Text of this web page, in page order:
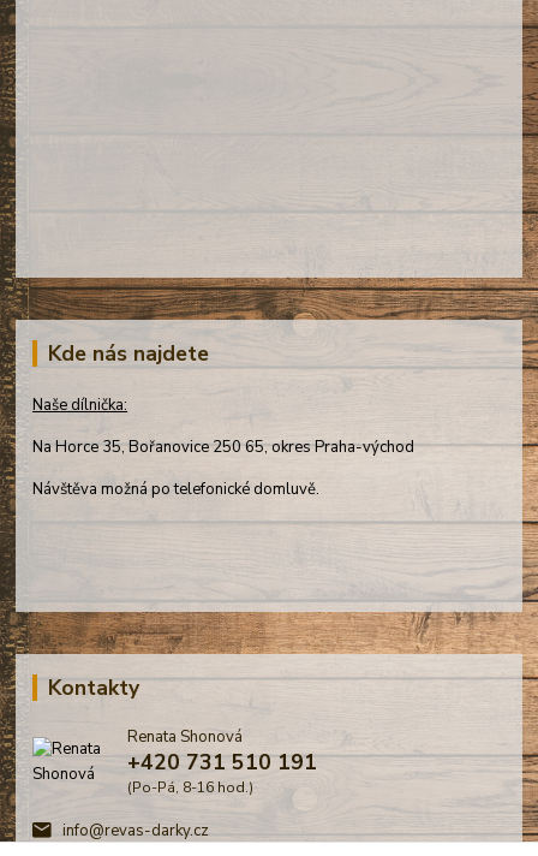
Kde nás najdete
Naše dílnička:
Na Horce 35, Bořanovice 250 65, okres Praha-východ
Návštěva možná po telefonické domluvě.
Kontakty
Renata Shonová
+420 731 510 191
(Po-Pá, 8-16 hod.)
info@revas-darky.cz